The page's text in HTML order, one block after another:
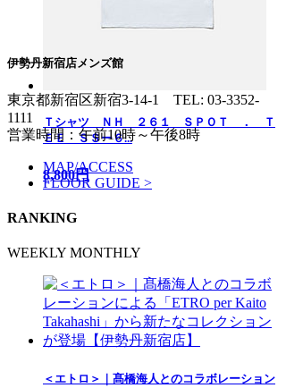
Ｔシャツ ＮＨ ２６１ ＳＰＯＴ ． Ｔ
ＥＥ ＳＳー６...
8,800円
伊勢丹新宿店メンズ館
東京都新宿区新宿3-14-1 TEL: 03-3352-
1111
営業時間：午前10時～午後8時
MAP/ACCESS
FLOOR GUIDE >
RANKING
WEEKLY MONTHLY
＜エトロ＞｜髙橋海人とのコラボレーション